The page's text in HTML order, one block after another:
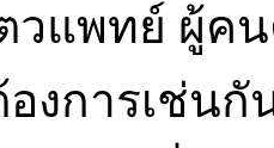
วแพทย์ ผู้ค
งการเช่น